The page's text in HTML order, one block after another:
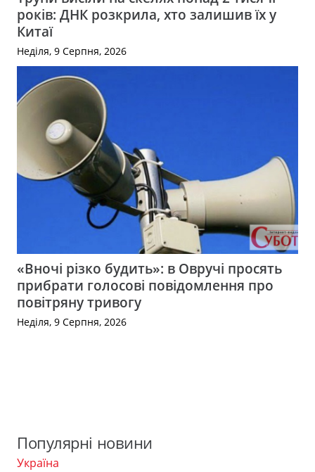
років: ДНК розкрила, хто залишив їх у
Китаї
Неділя, 9 Серпня, 2026
«Вночі різко будить»: в Овручі просять
прибрати голосові повідомлення про
повітряну тривогу
Неділя, 9 Серпня, 2026
Популярні новини
Україна